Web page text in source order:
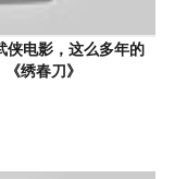
侠电影，这么多年的
绣春刀》